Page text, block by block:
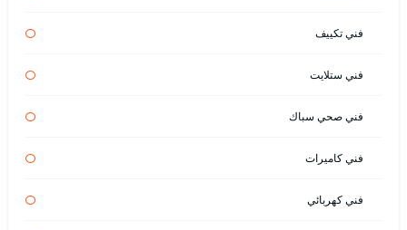
فني تكييف
فني ستلايت
فني صحي سباك
فني كاميرات
فني كهربائي